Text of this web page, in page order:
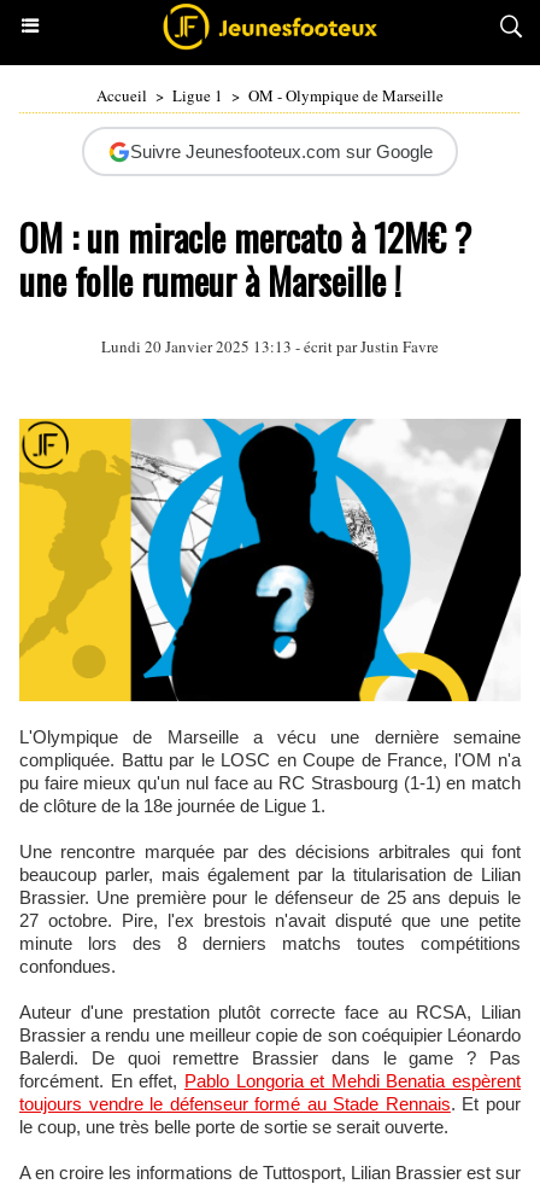
Accueil > Ligue 1 > OM - Olympique de Marseille
Suivre Jeunesfooteux.com sur Google
OM : un miracle mercato à 12M€ ?
une folle rumeur à Marseille !
Lundi 20 Janvier 2025 13:13 - écrit parJustin Favre
L'Olympique de Marseille a vécu une dernière semaine
compliquée. Battu par le LOSC en Coupe de France, l'OM n'a
pu faire mieux qu'un nul face au RC Strasbourg (1-1) en match
de clôture de la 18e journée de Ligue 1.
Une rencontre marquée par des décisions arbitrales qui font
beaucoup parler, mais également par la titularisation de Lilian
Brassier. Une première pour le défenseur de 25 ans depuis le
27 octobre. Pire, l'ex brestois n'avait disputé que une petite
minute lors des 8 derniers matchs toutes compétitions
confondues.
Auteur d'une prestation plutôt correcte face au RCSA, Lilian
Brassier a rendu une meilleur copie de son coéquipier Léonardo
Balerdi. De quoi remettre Brassier dans le game ? Pas
forcément. En effet, Pablo Longoria et Mehdi Benatia espèrent
toujours vendre le défenseur formé au Stade Rennais. Et pour
le coup, une très belle porte de sortie se serait ouverte.
A en croire les informations de Tuttosport, Lilian Brassier est sur